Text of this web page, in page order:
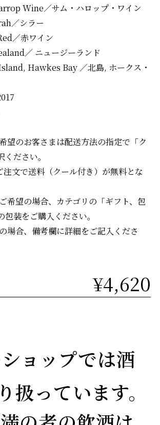
Wine／サム・ハロップ・ワイン
／シラー
／赤ワイン
／ ニュージーランド
Hawkes Bay ／北島, ホークス・
望のお客さまは配送方法の指定で「ク
ださい。
注文で送料（クール付き）が無料とな
希望の場合、カテゴリの「ギフト、包
装をご購入ください。
場合、備考欄に詳細をご記入くださ
¥4,620
ョップでは酒
扱っています。